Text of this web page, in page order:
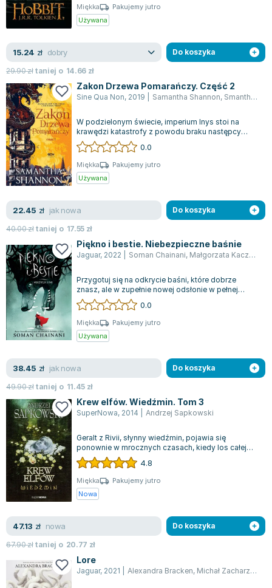
Miękka
Pakujemy jutro
Używana
15.24 zł dobry
29.90złtaniej o 14.66 zł
Do koszyka
Zakon Drzewa Pomarańczy. Część 2
Sine Qua Non, 2019 Samantha Shannon, Smantha Shannon
W podzielonym świecie, imperium Inys stoi na
krawędzi katastrofy z powodu braku następcy
tronu. Królowa Sabran IX, będąca wciąż ni...
0.0
Miękka
Pakujemy jutro
Używana
22.45 zł jak nowa
40.00złtaniej o 17.55 zł
Do koszyka
Piękno i bestie. Niebezpieczne baśnie
Jaguar, 2022 Soman Chainani, Małgorzata Kaczarowska
Przygotuj się na odkrycie baśni, które dobrze
znasz, ale w zupełnie nowej odsłonie w pełnej
emocji reinterpretacji! Autor bestsell...
0.0
Miękka
Pakujemy jutro
Używana
38.45 zł jak nowa
49.90złtaniej o 11.45 zł
Do koszyka
Krew elfów. Wiedźmin. Tom 3
SuperNowa, 2014 Andrzej Sapkowski
Geralt z Rivii, słynny wiedźmin, pojawia się
ponownie w mrocznych czasach, kiedy los całej
krainy spoczywa na jego barkach. Przez...
4.8
Miękka
Pakujemy jutro
Nowa
47.13 zł nowa
67.90złtaniej o 20.77 zł
Do koszyka
Lore
Jaguar, 2021 Alexandra Bracken, Michał Zacharzewski